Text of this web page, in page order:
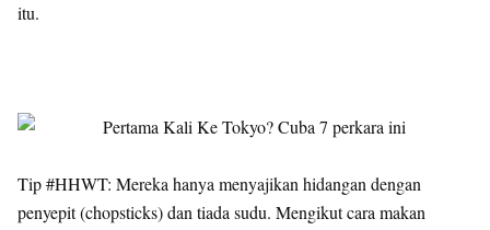
itu.
Tip #HHWT: Mereka hanya menyajikan hidangan dengan
penyepit (chopsticks) dan tiada sudu. Mengikut cara makan